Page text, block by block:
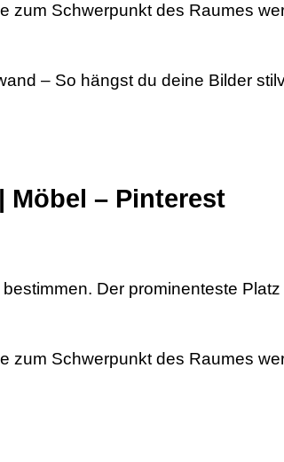
zum Schwerpunkt des Raumes
– So hängst du deine Bilder
Möbel – Pinterest
Der prominenteste
zum Schwerpunkt des Raumes